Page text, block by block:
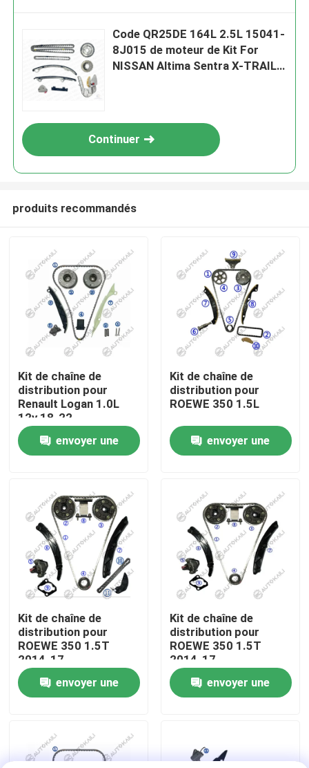
Produits
Vidéos
À propos de nous
Visite de l'usine
Contrôle de la qualité
Nous contacter
Nouvelles
Kit à chaînes de synchronisation
Code QR25DE 164L 2.5L 15041-
8J015 de moteur de Kit For
NISSAN Altima Sentra X-TRAIL
Continuer
produits recommandés
Kit de chaîne de
distribution pour
Renault Logan 1.0L
12v 18-22
envoyer une
Kit de chaîne de
distribution pour
ROEWE 350 1.5L
envoyer une
Kit de chaîne de
distribution pour
ROEWE 350 1.5T
2014-17
envoyer une
Kit de chaîne de
distribution pour
ROEWE 350 1.5T
2014-17
envoyer une